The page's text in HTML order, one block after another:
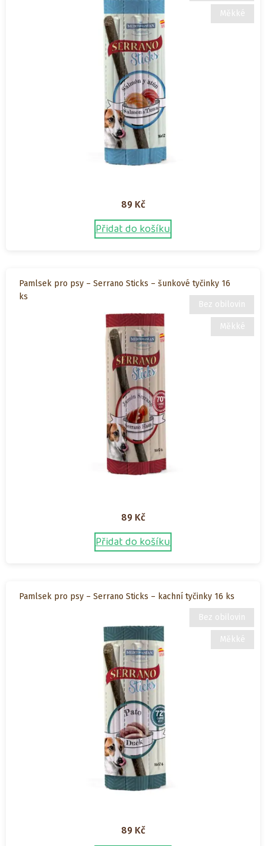
Měkké
89 Kč
Přidat do košíku
Bez obilovin
Měkké
Pamlsek pro psy – Serrano Sticks – šunkové tyčinky 16
ks
89 Kč
Přidat do košíku
Bez obilovin
Měkké
Pamlsek pro psy – Serrano Sticks – kachní tyčinky 16 ks
89 Kč